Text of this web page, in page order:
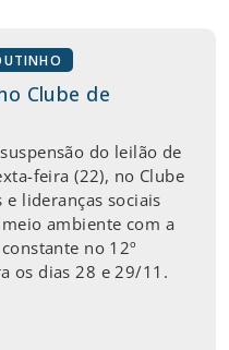
Clube de
do leilão de
feira (22), no Clube
e lideranças sociais
ambiente com a
no 12º
os dias 28 e 29/11.